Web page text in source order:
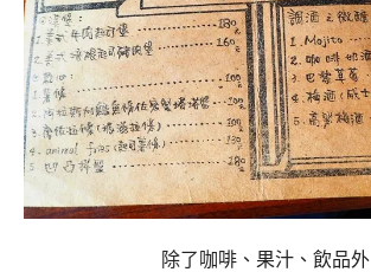
除了咖啡、果汁、飲品外